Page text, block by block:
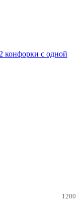
конфорки с одной
1200